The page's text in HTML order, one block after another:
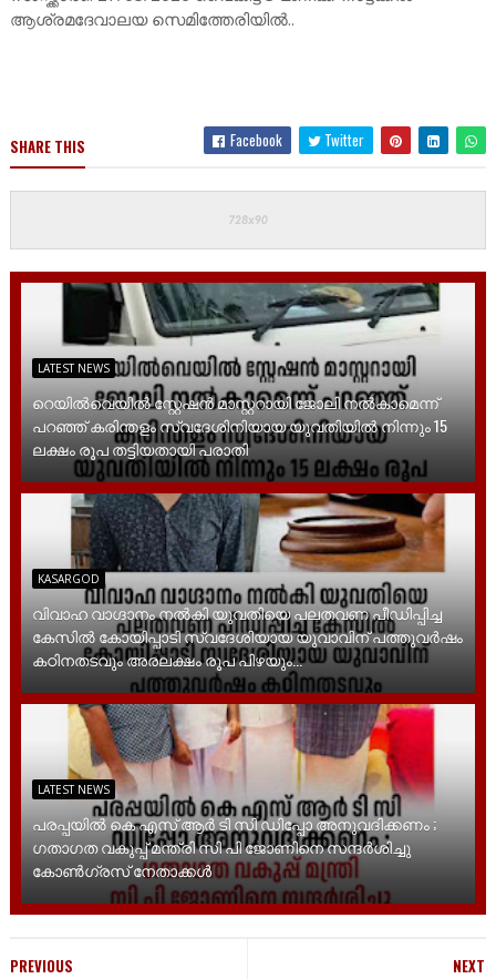
ആശ്രമദേവാലയ സെമിത്തേരിയിൽ..
SHARE THIS Facebook Twitter
LATEST NEWS
റെയിൽവെയിൽ സ്റ്റേഷൻ മാസ്റ്ററായി ജോലി നൽകാമെന്ന്
പറഞ്ഞ് കരിന്തളം സ്വദേശിനിയായ യുവതിയിൽ നിന്നും 15
ലക്ഷം രൂപ തട്ടിയതായി പരാതി
KASARGOD
വിവാഹ വാഗ്ദാനം നൽകി യുവതിയെ പലതവണ പീഡിപ്പിച്ച
കേസിൽ കോയിപ്പാടി സ്വദേശിയായ യുവാവിന് പത്തുവർഷം
കഠിനതടവും അരലക്ഷം രൂപ പിഴയും...
LATEST NEWS
പരപ്പയിൽ കെ എസ് ആർ ടി സി ഡിപ്പോ അനുവദിക്കണം ;
ഗതാഗത വകുപ്പ് മന്ത്രി സി പി ജോണിനെ സന്ദർശിച്ചു
കോൺഗ്രസ് നേതാക്കൾ
NEXT
PREVIOUS